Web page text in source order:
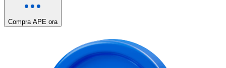
Compra APE ora